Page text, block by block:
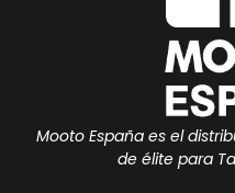
Mooto España es el
de élite para